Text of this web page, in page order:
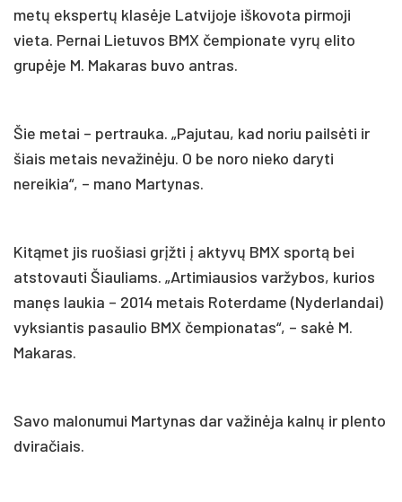
metų ekspertų klasėje Latvijoje iškovota pirmoji
vieta. Pernai Lietuvos BMX čempionate vyrų elito
grupėje M. Makaras buvo antras.
Šie metai – pertrauka. „Pajutau, kad noriu pailsėti ir
šiais metais nevažinėju. O be noro nieko daryti
nereikia“, – mano Martynas.
Kitąmet jis ruošiasi grįžti į aktyvų BMX sportą bei
atstovauti Šiauliams. „Artimiausios varžybos, kurios
manęs laukia – 2014 metais Roterdame (Nyderlandai)
vyksiantis pasaulio BMX čempionatas“, – sakė M.
Makaras.
Savo malonumui Martynas dar važinėja kalnų ir plento
dviračiais.